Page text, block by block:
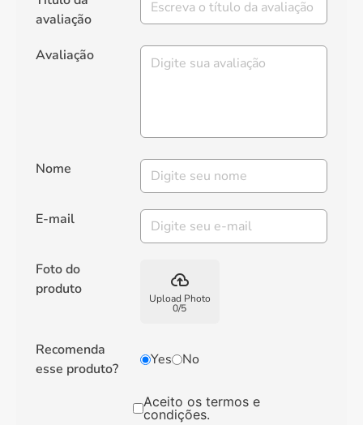
avaliação
Avaliação
Nome
E-mail
Foto do
produto
backup
Upload Photo
0/5
Recomenda
esse produto?
Yes No
Aceito os termos e
condições.